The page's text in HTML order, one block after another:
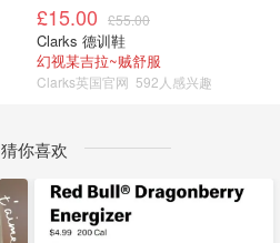
£15.00 £55.00
Clarks 德训鞋
幻视某吉拉~贼舒服
Clarks英国官网 592人感兴趣
猜你喜欢